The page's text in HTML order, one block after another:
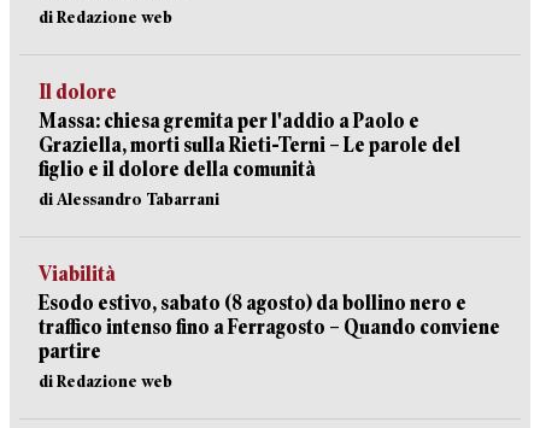
di Redazione web
Il dolore
Massa: chiesa gremita per l'addio a Paolo e
Graziella, morti sulla Rieti-Terni – Le parole del
figlio e il dolore della comunità
di Alessandro Tabarrani
Viabilità
Esodo estivo, sabato (8 agosto) da bollino nero e
traffico intenso fino a Ferragosto – Quando conviene
partire
di Redazione web